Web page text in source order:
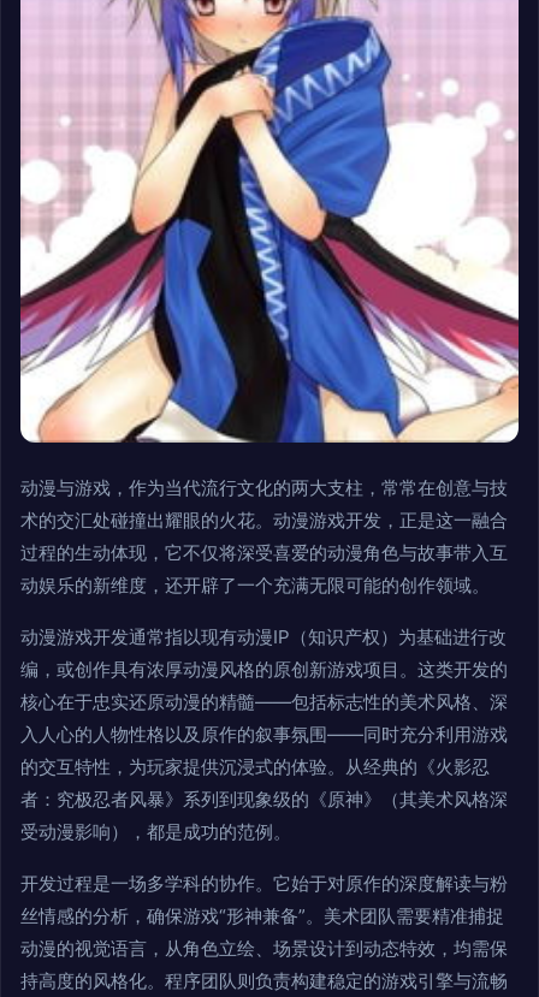
动漫与游戏，作为当代流行文化的两大支柱，常常在创意与技
术的交汇处碰撞出耀眼的火花。动漫游戏开发，正是这一融合
过程的生动体现，它不仅将深受喜爱的动漫角色与故事带入互
动娱乐的新维度，还开辟了一个充满无限可能的创作领域。
动漫游戏开发通常指以现有动漫IP（知识产权）为基础进行改
编，或创作具有浓厚动漫风格的原创新游戏项目。这类开发的
核心在于忠实还原动漫的精髓——包括标志性的美术风格、深
入人心的人物性格以及原作的叙事氛围——同时充分利用游戏
的交互特性，为玩家提供沉浸式的体验。从经典的《火影忍
者：究极忍者风暴》系列到现象级的《原神》（其美术风格深
受动漫影响），都是成功的范例。
开发过程是一场多学科的协作。它始于对原作的深度解读与粉
丝情感的分析，确保游戏“形神兼备”。美术团队需要精准捕捉
动漫的视觉语言，从角色立绘、场景设计到动态特效，均需保
持高度的风格化。程序团队则负责构建稳定的游戏引擎与流畅